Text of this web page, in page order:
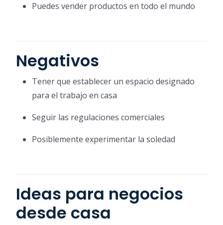
Puedes vender productos en todo el mundo
Negativos
Tener que establecer un espacio designado
para el trabajo en casa
Seguir las regulaciones comerciales
Posiblemente experimentar la soledad
Ideas para negocios
desde casa